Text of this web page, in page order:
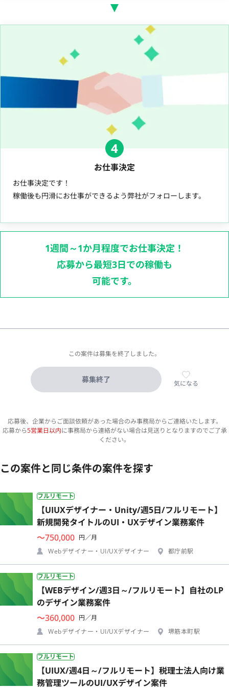
4
お仕事決定
お仕事決定です！
稼働後も円滑にお仕事ができるよう弊社がフォローします。
1週間～1か月程度でお仕事決定！
応募から最短3日での稼働も
可能です。
この案件は募集を終了しました。
募集終了 気になる
応募後、企業からご面談依頼があった場合のみ事務局からご連絡いたします。
応募から5営業日以内に事務局から連絡がない場合は見送りとなりますのでご了承
ください。
この案件と同じ条件の案件を探す
フルリモート
【UIUXデザイナー・Unity/週5日/フルリモート】
新規開発タイトルのUI・UXデザイン業務案件
〜750,000 円／月
Webデザイナー・UI/UXデザイナー
都庁前駅
フルリモート
【WEBデザイン/週3日～/フルリモート】自社のLP
のデザイン業務案件
〜360,000 円／月
Webデザイナー・UI/UXデザイナー
堺筋本町駅
フルリモート
【UIUX/週4日～/フルリモート】税理士法人向け業
務管理ツールのUI/UXデザイン案件